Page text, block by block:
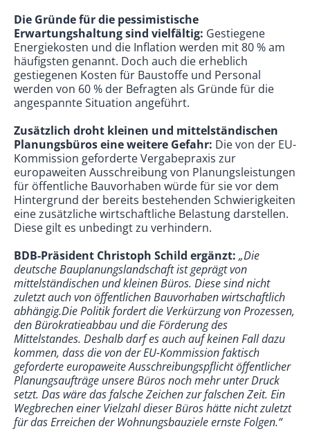
Die Gründe für die pessimistische
Erwartungshaltung sind vielfältig: Gestiegene
Energiekosten und die Inflation werden mit 80 % am
häufigsten genannt. Doch auch die erheblich
gestiegenen Kosten für Baustoffe und Personal
werden von 60 % der Befragten als Gründe für die
angespannte Situation angeführt.
Zusätzlich droht kleinen und mittelständischen
Planungsbüros eine weitere Gefahr: Die von der EU-
Kommission geforderte Vergabepraxis zur
europaweiten Ausschreibung von Planungsleistungen
für öffentliche Bauvorhaben würde für sie vor dem
Hintergrund der bereits bestehenden Schwierigkeiten
eine zusätzliche wirtschaftliche Belastung darstellen.
Diese gilt es unbedingt zu verhindern.
BDB-Präsident Christoph Schild ergänzt: „Die
deutsche Bauplanungslandschaft ist geprägt von
mittelständischen und kleinen Büros. Diese sind nicht
zuletzt auch von öffentlichen Bauvorhaben wirtschaftlich
abhängig.Die Politik fordert die Verkürzung von Prozessen,
den Bürokratieabbau und die Förderung des
Mittelstandes. Deshalb darf es auch auf keinen Falldazu
kommen, dass die von der EU-Kommission faktisch
geforderte europaweite Ausschreibungspflicht öffentlicher
Planungsaufträge unsere Büros noch mehr unter Druck
setzt. Das wäre das falsche Zeichen zur falschen Zeit. Ein
Wegbrechen einer Vielzahl dieser Büros hätte nicht zuletzt
für das Erreichen der Wohnungsbauziele ernste Folgen.“